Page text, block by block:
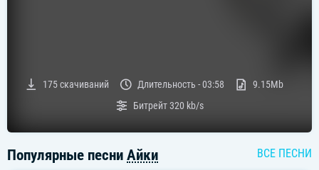
175скачиваний Длительность -03:58
9.15Mb
Битрейт320 kb/s
Популярные песни Айки ВСЕ ПЕСНИ